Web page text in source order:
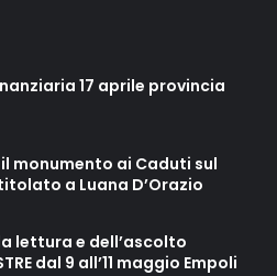
17 aprile provincia
monumento ai Caduti sul
a Luana D’Orazio
lettura e dell’ascolto
dal 9 all’11 maggio Empoli